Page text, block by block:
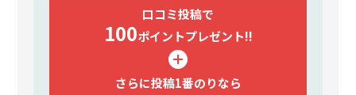
口コミ投稿で
100ポイントプレゼント!!
さらに投稿1番のりなら